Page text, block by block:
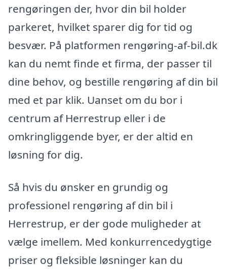
rengøringen der, hvor din bil holder
parkeret, hvilket sparer dig for tid og
besvær. På platformen rengøring-af-bil.dk
kan du nemt finde et firma, der passer til
dine behov, og bestille rengøring af din bil
med et par klik. Uanset om du bor i
centrum af Herrestrup eller i de
omkringliggende byer, er der altid en
løsning for dig.
Så hvis du ønsker en grundig og
professionel rengøring af din bil i
Herrestrup, er der gode muligheder at
vælge imellem. Med konkurrencedygtige
priser og fleksible løsninger kan du